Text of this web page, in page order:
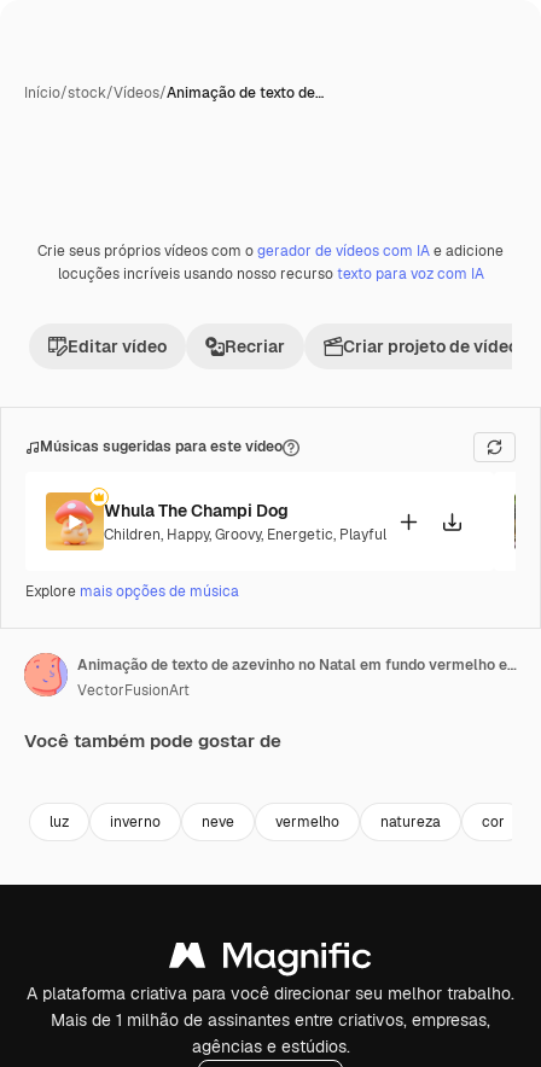
Início/stock/Vídeos/Animação de texto de…
PremiumGerada com IA
Crie seus próprios vídeos com ogerador de vídeos com IAe adicione
locuções incríveis usando nosso recursotexto para voz com IA
Editar vídeo Recriar Criar projeto de vídeo
Músicas sugeridas para este vídeo
Whula The Champi Dog
Children, Happy,Groovy, Energetic, Playful
Explore mais opções de música
Animação de texto de azevinho no Natal em fundo vermelho e verde
VectorFusionArt
Você também pode gostar de
luz inverno neve vermelho natureza cor
A plataforma criativa para você direcionar seu melhor trabalho.
Mais de 1 milhão de assinantes entre criativos, empresas,
agências e estúdios.